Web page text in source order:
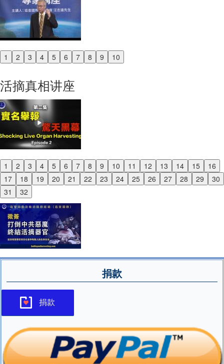
1 2 3 4 5 6 7 8 9 10
Previous
活摘真相讲座
1 2 3 4 5 6 7 8 9 10 11 12 13 14 15
16
17
18 19 20 21 22 23 24 25 26 27 28 29
30
31
32
Previous
Next
捐款
捐款